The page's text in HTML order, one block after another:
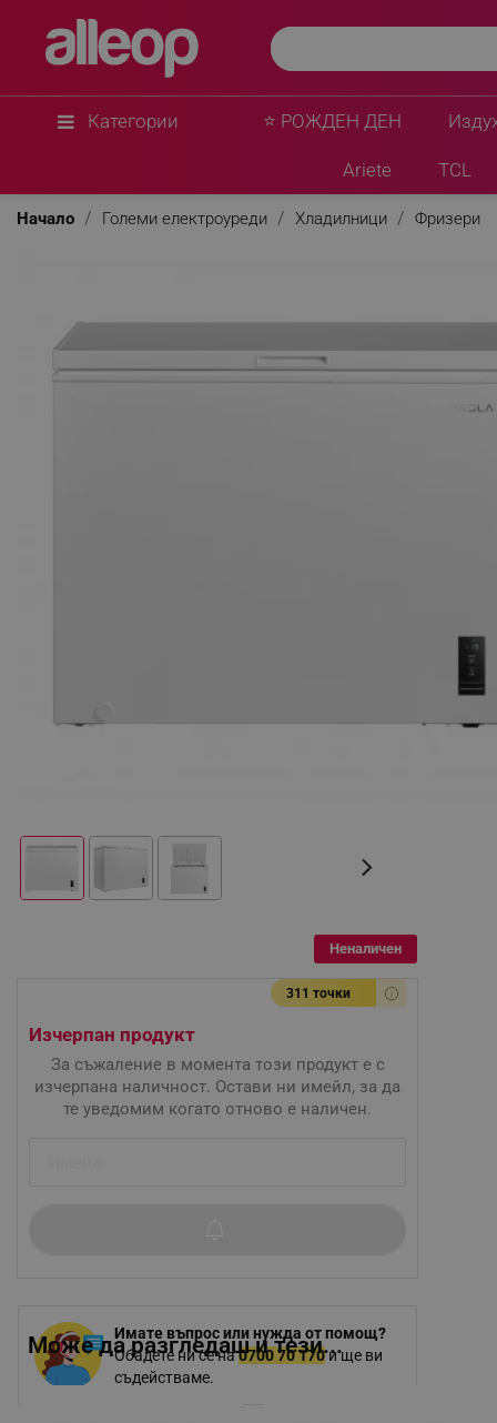
Категории ⭐ РОЖДЕН ДЕН
Ariete TCL
Начало Големи електроуреди Хладилници Фризери
Неналичен
311 точки
Имате въпрос или нужда от помощ?
Обадете ни се на0700 70 170и ще ви
съдействаме.
Изчерпан продукт
За съжаление в момента този продукт е с
изчерпана наличност. Остави ни имейл, за да
те уведомим когато отново е наличен.
Може да разгледаш и тези...